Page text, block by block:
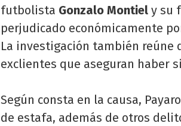
futbolista Gonzalo Montiel y su
perjudicado económicamente
La investigación también reúne
exclientes que aseguran haber
Según consta en la causa,
de estafa, además de otros